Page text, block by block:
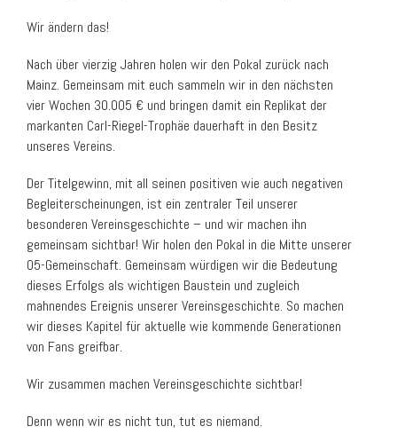
Wir ändern das!
Nach über vierzig Jahren holen wir den Pokal zurück nach
Mainz. Gemeinsam mit euch sammeln wir in den nächsten
vier Wochen 30.005 € und bringen damit ein Replikat der
markanten Carl-Riegel-Trophäe dauerhaft in den Besitz
unseres Vereins.
Der Titelgewinn, mit all seinen positiven wie auch negativen
Begleiterscheinungen, ist ein zentraler Teil unserer
besonderen Vereinsgeschichte – und wir machen ihn
gemeinsam sichtbar! Wir holen den Pokal in die Mitte unserer
05-Gemeinschaft. Gemeinsam würdigen wir die Bedeutung
dieses Erfolgs als wichtigen Baustein und zugleich
mahnendes Ereignis unserer Vereinsgeschichte. So machen
wir dieses Kapitel für aktuelle wie kommende Generationen
von Fans greifbar.
Wir zusammen machen Vereinsgeschichte sichtbar!
Denn wenn wir es nicht tun, tut es niemand.